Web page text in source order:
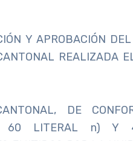
Y APROBACIÓN
REALIZADA
DE
60 LITERAL n) Y